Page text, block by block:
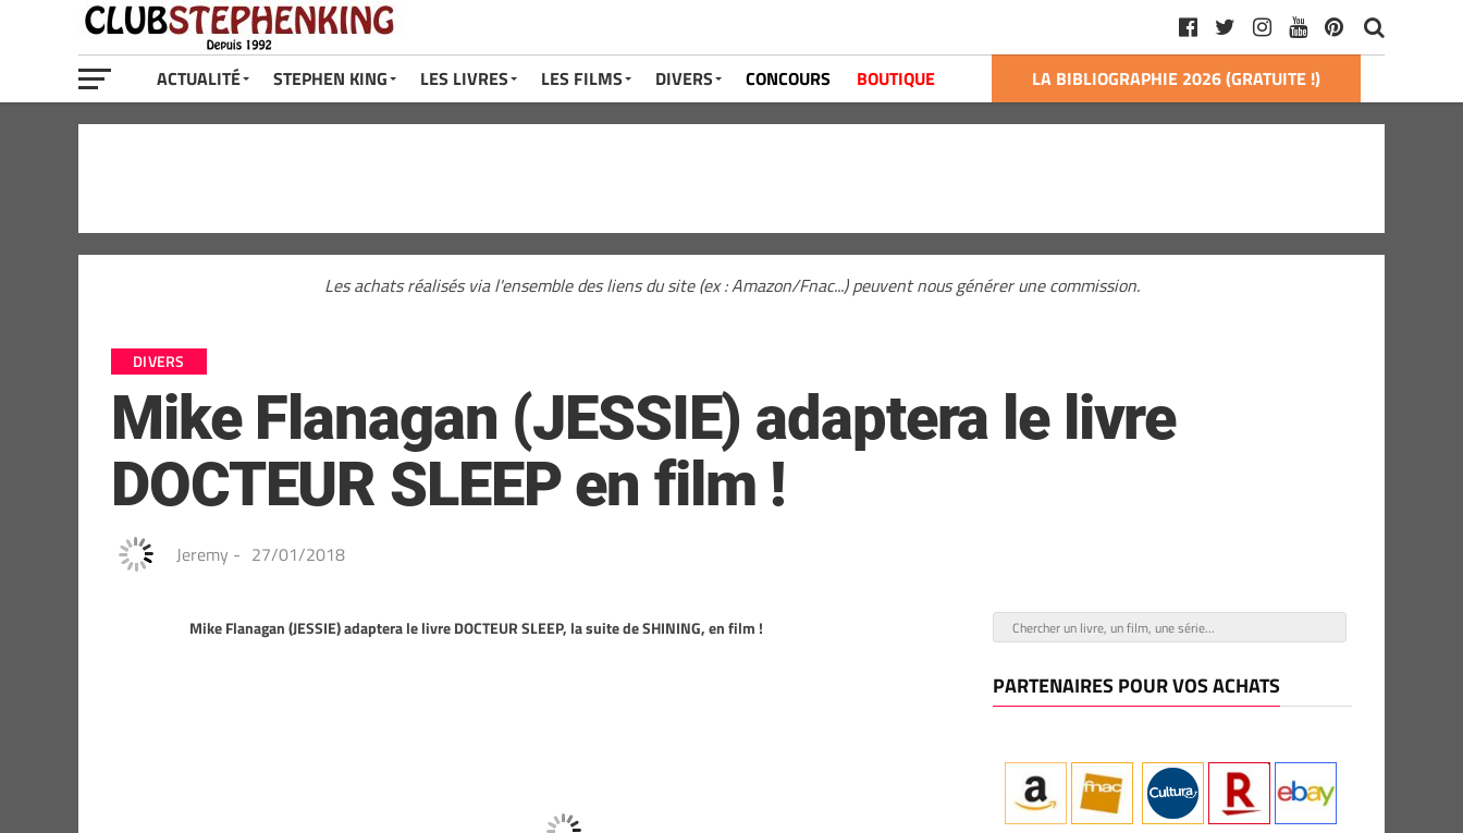
ACTUALITÉ STEPHEN KING LES LIVRES LES FILMS DIVERS CONCOURS BOUTIQUE LA BIBLIOGRAPHIE 2026 (GRATUITE !)
Les achats réalisés via l'ensemble des liens du site (ex : Amazon/Fnac...) peuvent nous générer une commission.
DIVERS
Mike Flanagan (JESSIE) adaptera le livre
DOCTEUR SLEEP en film !
Jeremy - 27/01/2018
Mike Flanagan (JESSIE) adaptera le livre DOCTEUR SLEEP, la suite de SHINING, en film !
PARTENAIRES POUR VOS ACHATS